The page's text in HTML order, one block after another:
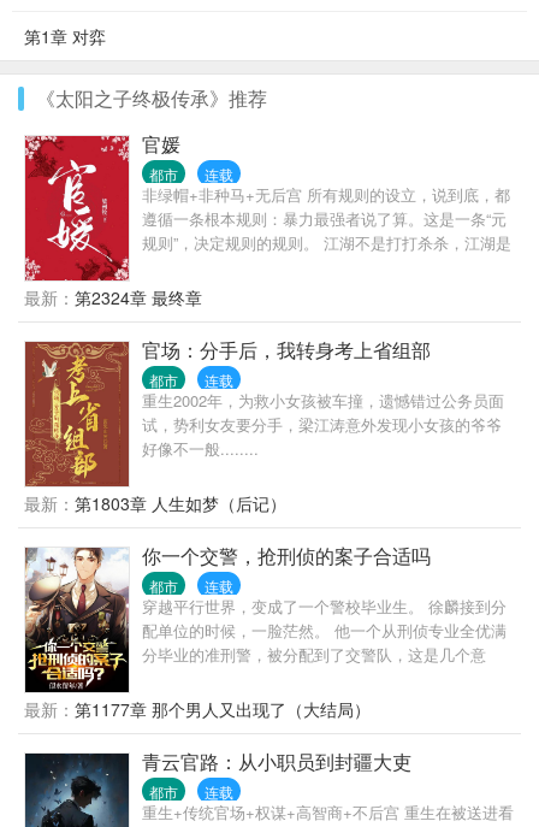
第1章 对弈
《太阳之子终极传承》推荐
官媛
都市 连载
非绿帽+非种马+无后宫 所有规则的设立，说到底，都
遵循一条根本规则：暴力最强者说了算。这是一条“元
规则”，决定规则的规则。 江湖不是打打杀杀，江湖是
人情，误入了一个无解的棋局。 他以为自己要在监狱
里呆一辈子，没想到在破局的过程中，自己从棋子变
成了对弈人。
最新： 第2324章 最终章
官场：分手后，我转身考上省组部
都市 连载
重生2002年，为救小女孩被车撞，遗憾错过公务员面
试，势利女友要分手，梁江涛意外发现小女孩的爷爷
好像不一般........
最新： 第1803章 人生如梦（后记）
你一个交警，抢刑侦的案子合适吗
都市 连载
穿越平行世界，变成了一个警校毕业生。 徐麟接到分
配单位的时候，一脸茫然。 他一个从刑侦专业全优满
分毕业的准刑警，被分配到了交警队，这是几个意
刑侦的活儿的。 上班第一天，连抓7个惯偷，1个绑架
杀人犯。 第二天，抓捕一个B通。 第三天，挖出了隐
藏10年的惊天大案主犯。 第四天…… 交警大队队
长：“祖宗，咱是交警，你咋天天往刑侦那边送人？”
局长：“谁？谁让徐麟去交警队的，给老子站出来。彻
最新： 第1177章 那个男人又出现了（大结局）
青云官路：从小职员到封疆大吏
都市 连载
重生+传统官场+权谋+高智商+不后宫 重生在被送进看